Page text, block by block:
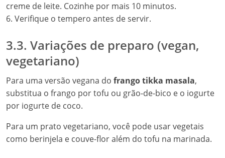
creme de leite. Cozinhe por mais 10 minutos.
6. Verifique o tempero antes de servir.
3.3. Variações de preparo (vegan,
vegetariano)
Para uma versão vegana do frango tikka masala,
substitua o frango por tofu ou grão-de-bico e o iogurte
por iogurte de coco.
Para um prato vegetariano, você pode usar vegetais
como berinjela e couve-flor além do tofu na marinada.